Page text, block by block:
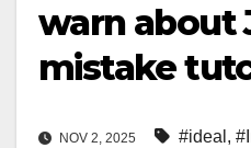
warn about
mistake
NOV 2, 2025 #ideal ,